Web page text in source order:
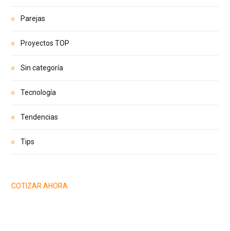
Parejas
Proyectos TOP
Sin categoría
Tecnología
Tendencias
Tips
COTIZAR AHORA